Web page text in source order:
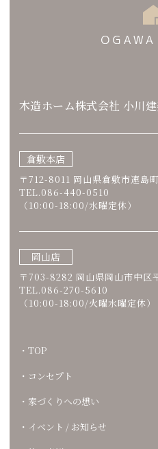
木造ホーム株式会社 小川
倉敷本店
〒712-8011 岡山県倉敷市連島
TEL.086-440-0510
（10:00-18:00/水曜定休）
岡山店
〒703-8282 岡山県岡山市中区
TEL.086-270-5610
（10:00-18:00/火曜水曜定休）
TOP
コンセプト
家づくりへの想い
イベント / お知らせ